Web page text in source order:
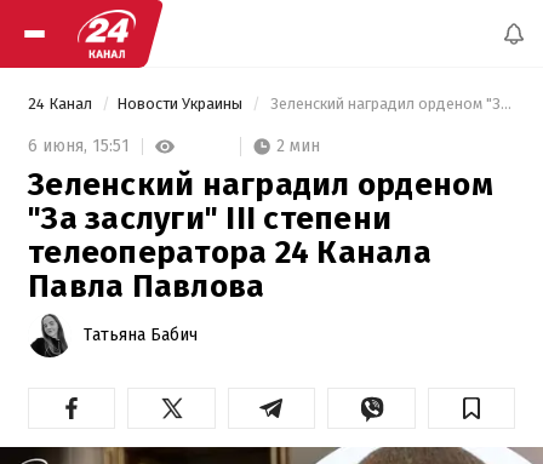
24 Канал Новости Украины Зеленский наградил орденом "За заслуги" III степени телеоператора 24 Канала Павла Павлова
6 июня, 15:51 2 мин
Зеленский наградил орденом
"За заслуги" III степени
телеоператора 24 Канала
Павла Павлова
Татьяна Бабич